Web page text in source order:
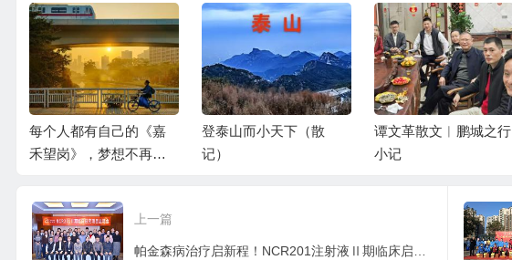
每个人都有自己的《嘉
禾望岗》，梦想不再各
登泰山而小天下（散
记）
谭文革散文︱鹏城之行
小记
上一篇
帕金森病治疗启新程！NCR201注射液Ⅱ期临床启动会圆满落幕， 多方聚力共筑希望